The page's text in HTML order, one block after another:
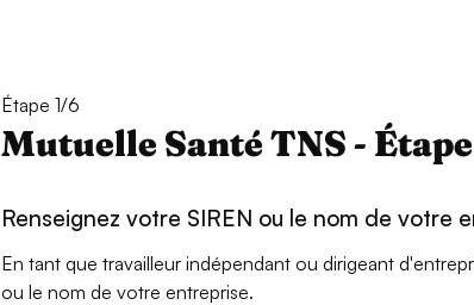
Étape 1/6
Mutuelle Santé TNS - Étape
Renseignez votre SIREN ou le nom de votre
En tant que travailleur indépendant ou dirigeant
ou le nom de votre entreprise.